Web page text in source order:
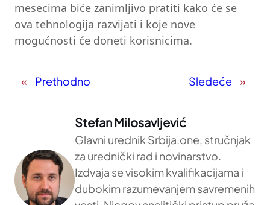
mesecima biće zanimljivo pratiti kako će se
ova tehnologija razvijati i koje nove
mogućnosti će doneti korisnicima.
« Prethodno Sledeće »
Stefan Milosavljević
Glavni urednik Srbija.one, stručnjak
za urednički rad i novinarstvo.
Izdvaja se visokim kvalifikacijama i
dubokim razumevanjem savremenih